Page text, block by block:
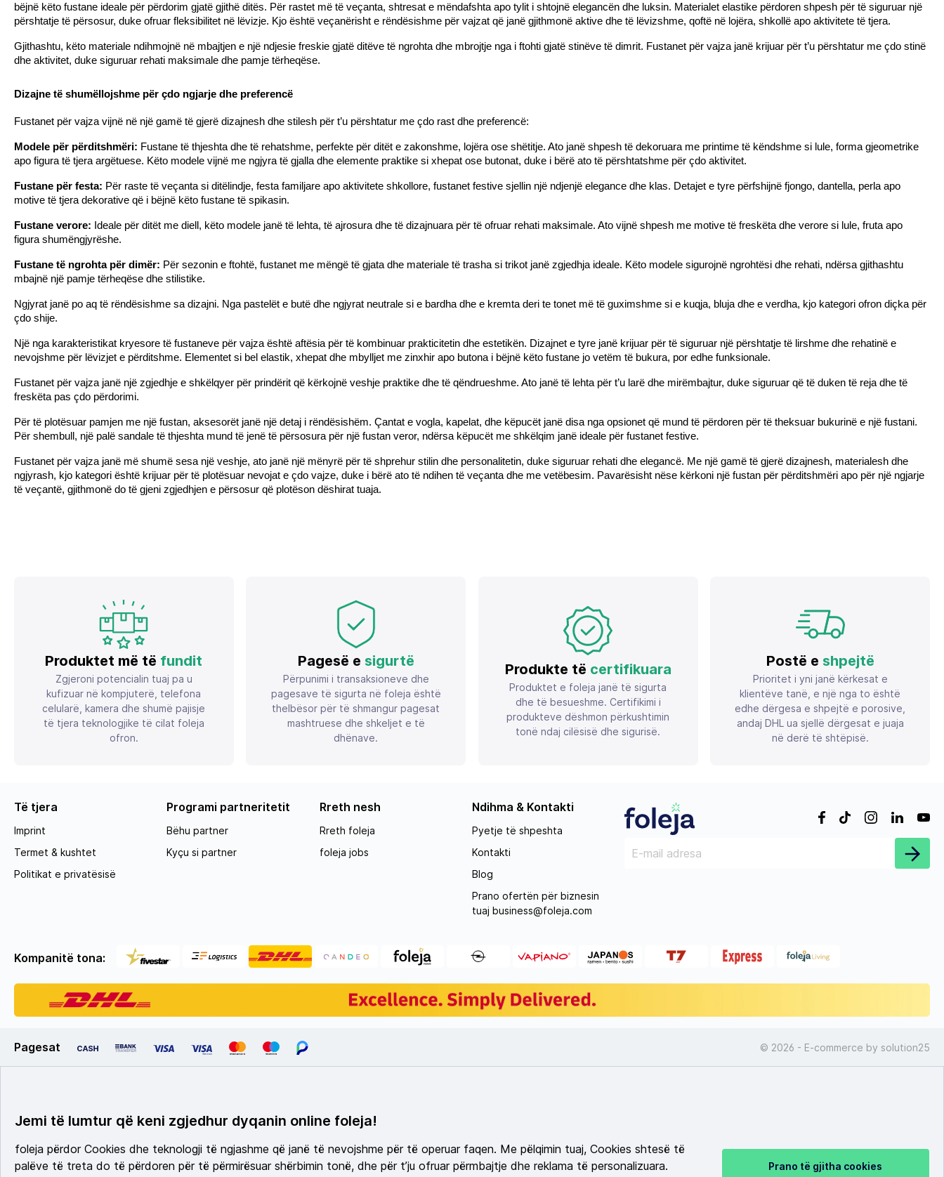
bëjnë këto fustane ideale për përdorim gjatë gjithë ditës. Për rastet më të veçanta, shtresat e mëndafshta apo tylit i shtojnë elegancën dhe luksin. Materialet elastike përdoren shpesh për të siguruar një
përshtatje të përsosur, duke ofruar fleksibilitet në lëvizje. Kjo është veçanërisht e rëndësishme për vajzat që janë gjithmonë aktive dhe të lëvizshme, qoftë në lojëra, shkollë apo aktivitete të tjera.
Gjithashtu, këto materiale ndihmojnë në mbajtjen e një ndjesie freskie gjatë ditëve të ngrohta dhe mbrojtje nga i ftohti gjatë stinëve të dimrit. Fustanet për vajza janë krijuar për t’u përshtatur me çdo stinë
dhe aktivitet, duke siguruar rehati maksimale dhe pamje tërheqëse.
Dizajne të shumëllojshme për çdo ngjarje dhe preferencë
Fustanet për vajza vijnë në një gamë të gjerë dizajnesh dhe stilesh për t’u përshtatur me çdo rast dhe preferencë:
Modele për përditshmëri: Fustane të thjeshta dhe të rehatshme, perfekte për ditët e zakonshme, lojëra ose shëtitje. Ato janë shpesh të dekoruara me printime të këndshme si lule, forma gjeometrike
apo figura të tjera argëtuese. Këto modele vijnë me ngjyra të gjalla dhe elemente praktike si xhepat ose butonat, duke i bërë ato të përshtatshme për çdo aktivitet.
Fustane për festa: Për raste të veçanta si ditëlindje, festa familjare apo aktivitete shkollore, fustanet festive sjellin një ndjenjë elegance dhe klas. Detajet e tyre përfshijnë fjongo, dantella, perla apo
motive të tjera dekorative që i bëjnë këto fustane të spikasin.
Fustane verore: Ideale për ditët me diell, këto modele janë të lehta, të ajrosura dhe të dizajnuara për të ofruar rehati maksimale. Ato vijnë shpesh me motive të freskëta dhe verore si lule, fruta apo
figura shumëngjyrëshe.
Fustane të ngrohta për dimër: Për sezonin e ftohtë, fustanet me mëngë të gjata dhe materiale të trasha si trikot janë zgjedhja ideale. Këto modele sigurojnë ngrohtësi dhe rehati, ndërsa gjithashtu
mbajnë një pamje tërheqëse dhe stilistike.
Ngjyrat janë po aq të rëndësishme sa dizajni. Nga pastelët e butë dhe ngjyrat neutrale si e bardha dhe e kremta deri te tonet më të guximshme si e kuqja, bluja dhe e verdha, kjo kategori ofron diçka për
çdo shije.
Një nga karakteristikat kryesore të fustaneve për vajza është aftësia për të kombinuar prakticitetin dhe estetikën. Dizajnet e tyre janë krijuar për të siguruar një përshtatje të lirshme dhe rehatinë e
nevojshme për lëvizjet e përditshme. Elementet si bel elastik, xhepat dhe mbylljet me zinxhir apo butona i bëjnë këto fustane jo vetëm të bukura, por edhe funksionale.
Fustanet për vajza janë një zgjedhje e shkëlqyer për prindërit që kërkojnë veshje praktike dhe të qëndrueshme. Ato janë të lehta për t’u larë dhe mirëmbajtur, duke siguruar që të duken të reja dhe të
freskëta pas çdo përdorimi.
Për të plotësuar pamjen me një fustan, aksesorët janë një detaj i rëndësishëm. Çantat e vogla, kapelat, dhe këpucët janë disa nga opsionet që mund të përdoren për të theksuar bukurinë e një fustani.
Për shembull, një palë sandale të thjeshta mund të jenë të përsosura për një fustan veror, ndërsa këpucët me shkëlqim janë ideale për fustanet festive.
Fustanet për vajza janë më shumë sesa një veshje, ato janë një mënyrë për të shprehur stilin dhe personalitetin, duke siguruar rehati dhe elegancë. Me një gamë të gjerë dizajnesh, materialesh dhe
ngjyrash, kjo kategori është krijuar për të plotësuar nevojat e çdo vajze, duke i bërë ato të ndihen të veçanta dhe me vetëbesim. Pavarësisht nëse kërkoni një fustan për përditshmëri apo për një ngjarje
të veçantë, gjithmonë do të gjeni zgjedhjen e përsosur që plotëson dëshirat tuaja.
Produktet më të fundit
Zgjeroni potencialin tuaj pa u
kufizuar në kompjuterë, telefona
celularë, kamera dhe shumë pajisje
të tjera teknologjike të cilat foleja
ofron.
Pagesë e sigurtë
Përpunimi i transaksioneve dhe
pagesave të sigurta në foleja është
thelbësor për të shmangur pagesat
mashtruese dhe shkeljet e të
dhënave.
Produkte të certifikuara
Produktet e foleja janë të sigurta
dhe të besueshme. Certifikimi i
produkteve dëshmon përkushtimin
tonë ndaj cilësisë dhe sigurisë.
Postë e shpejtë
Prioritet i yni janë kërkesat e
klientëve tanë, e një nga to është
edhe dërgesa e shpejtë e porosive,
andaj DHL ua sjellë dërgesat e juaja
në derë të shtëpisë.
Të tjera
Imprint
Termet & kushtet
Politikat e privatësisë
Programi partneritetit
Bëhu partner
Kyçu si partner
Rreth nesh
Rreth foleja
foleja jobs
Ndihma & Kontakti
Pyetje të shpeshta
Kontakti
Blog
Prano ofertën për biznesin
tuaj business@foleja.com
Kompanitë tona:
Pagesat © 2026 - E-commerce by solution25
Jemi të lumtur që keni zgjedhur dyqanin online foleja!
foleja përdor Cookies dhe teknologji të ngjashme që janë të nevojshme për të operuar faqen. Me pëlqimin tuaj, Cookies shtesë të
palëve të treta do të përdoren për të përmirësuar shërbimin tonë, dhe për t’ju ofruar përmbajtje dhe reklama të personalizuara.
Prano të gjitha cookies